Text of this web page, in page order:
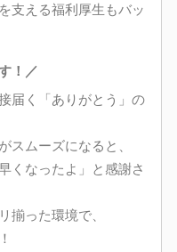
支える福利厚生もバッ
！／
届く「ありがとう」の
スムーズになると、
くなったよ」と感謝さ
揃った環境で、